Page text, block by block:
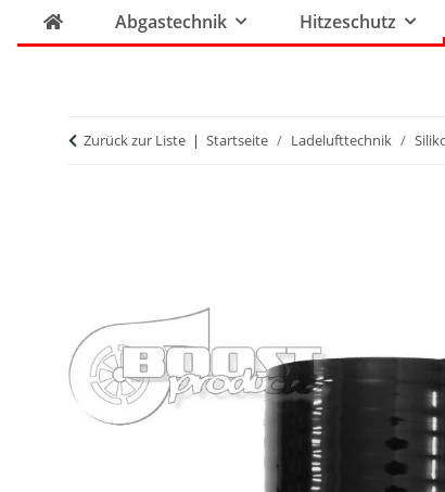
Abgastechnik Hitzeschutz
Zurück zur Liste Startseite Ladelufttechnik